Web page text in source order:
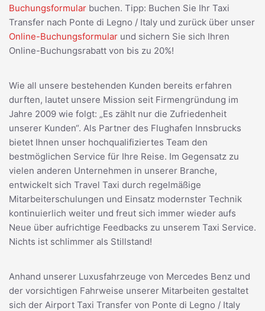
Buchungsformular buchen. Tipp: Buchen Sie Ihr Taxi
Transfer nach Ponte di Legno / Italy und zurück über unser
Online-Buchungsformular und sichern Sie sich Ihren
Online-Buchungsrabatt von bis zu 20%!
Wie all unsere bestehenden Kunden bereits erfahren
durften, lautet unsere Mission seit Firmengründung im
Jahre 2009 wie folgt: „Es zählt nur die Zufriedenheit
unserer Kunden“. Als Partner des Flughafen Innsbrucks
bietet Ihnen unser hochqualifiziertes Team den
bestmöglichen Service für Ihre Reise. Im Gegensatz zu
vielen anderen Unternehmen in unserer Branche,
entwickelt sich Travel Taxi durch regelmäßige
Mitarbeiterschulungen und Einsatz modernster Technik
kontinuierlich weiter und freut sich immer wieder aufs
Neue über aufrichtige Feedbacks zu unserem Taxi Service.
Nichts ist schlimmer als Stillstand!
Anhand unserer Luxusfahrzeuge von Mercedes Benz und
der vorsichtigen Fahrweise unserer Mitarbeiten gestaltet
sich der Airport Taxi Transfer von Ponte di Legno / Italy